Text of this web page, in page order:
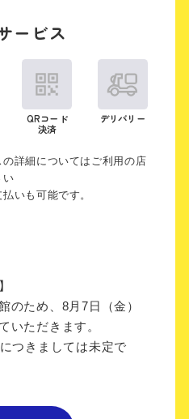
ービス
QRコード
決済
デリバリー
詳細についてはご利用の店
い
いも可能です。
のため、8月7日（金）
いただきます。
つきましては未定で